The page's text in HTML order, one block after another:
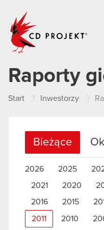
Raporty
Start Inwestorzy
Bieżące
2026 2025
2021
2020
2016
2015
2011 2010